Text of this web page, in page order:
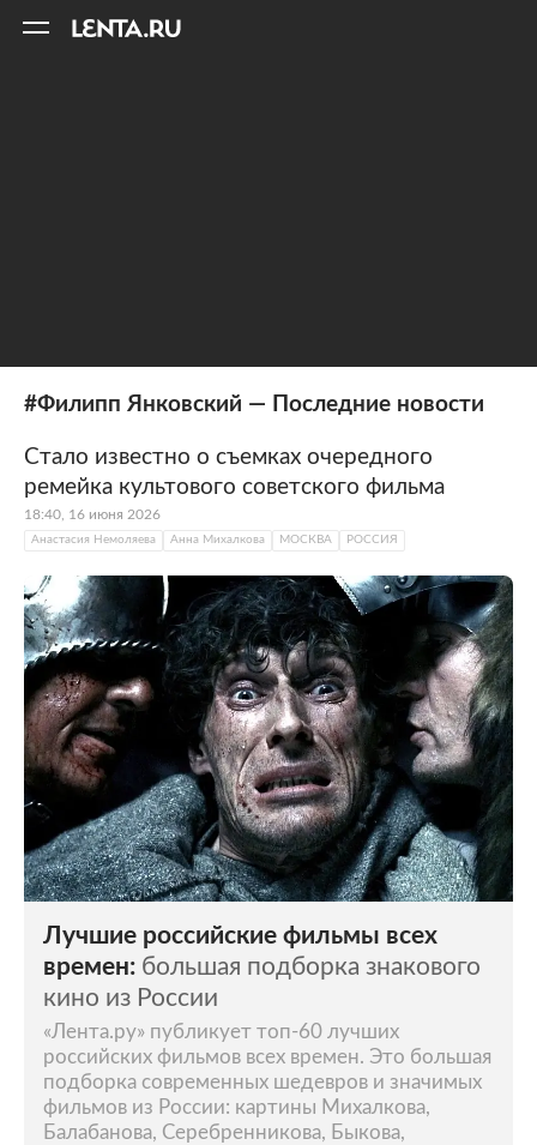
#Филипп Янковский — Последние новости
Стало известно о съемках очередного
ремейка культового советского фильма
18:40, 16 июня 2026
Анастасия Немоляева Анна Михалкова МОСКВА РОССИЯ
Лучшие российские фильмы всех
времен: большая подборка знакового
кино из России
«Лента.ру» публикует топ-60 лучших
российских фильмов всех времен. Это большая
подборка современных шедевров и значимых
фильмов из России: картины Михалкова,
Балабанова, Серебренникова, Быкова,